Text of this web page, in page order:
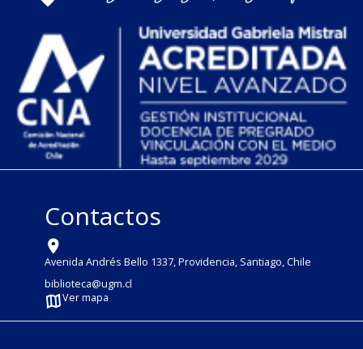
Contactos
Avenida Andrés Bello 1337, Providencia, Santiago, Chile
biblioteca@ugm.cl
Ver mapa